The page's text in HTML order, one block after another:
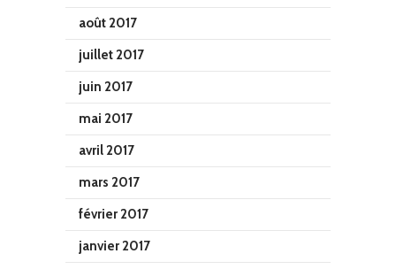
août 2017
juillet 2017
juin 2017
mai 2017
avril 2017
mars 2017
février 2017
janvier 2017